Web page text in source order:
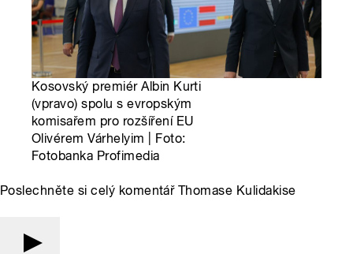
Kosovský premiér Albin Kurti
(vpravo) spolu s evropským
komisařem pro rozšíření EU
Olivérem Várhelyim | Foto:
Fotobanka Profimedia
Poslechněte si celý komentář Thomase Kulidakise